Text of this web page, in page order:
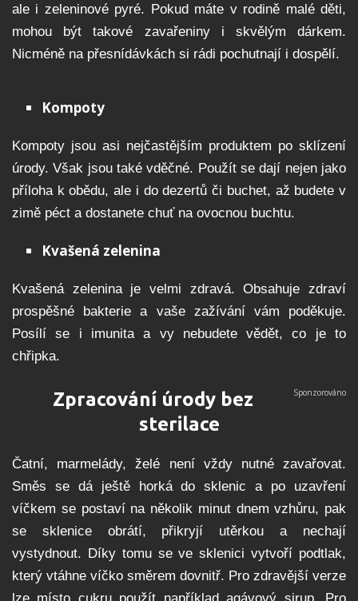
ale i zeleninové pyré. Pokud máte v rodině malé děti,
mohou být takové zavařeniny i skvělým dárkem.
Nicméně na přesnídávkách si rádi pochutnají i dospělí.
Kompoty
Kompoty jsou asi nejčastějším produktem po sklízení
úrody. Však jsou také vděčné. Použít se dají nejen jako
příloha k obědu, ale i do dezertů či buchet, až budete v
zimě péct a dostanete chuť na ovocnou buchtu.
Kvašená zelenina
Kvašená zelenina je velmi zdravá. Obsahuje zdraví
prospěšné bakterie a vaše zažívání vám poděkuje.
Posílí se i imunita a vy nebudete vědět, co je to
chřipka.
Zpracování úrody bez
sterilace
Čatní, marmelády, želé není vždy nutné zavařovat.
Směs se dá ještě horká do sklenic a po uzavření
víčkem se postaví na několik minut dnem vzhůru, pak
se sklenice obrátí, přikryjí utěrkou a nechají
vystydnout. Díky tomu se ve sklenici vytvoří podtlak,
který vtáhne víčko směrem dovnitř. Pro zdravější verze